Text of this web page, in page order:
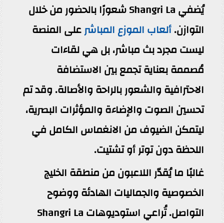
يُضفي Shangri La شعورًا بالحضور من خلال
التوازن.ألعاب الموزع المباشرعلى المنصة
ليست مجرد بث مباشر، بل هي لقاءات
مُصممة بعناية تجمع بين الاستضافة
الاحترافية والشعور بالراحة والأصالة. وقد تم
تحسين الصوت والإضاءة والمؤثرات البصرية،
ليتمكن الضيوف من الانغماس الكامل في
اللحظة دون توتر أو تشتيت.
غالبًا ما يُقدّر اللاعبون من منطقة الخليج
الخصوصية والجماليات الهادئة ووضوح
التواصل. تُراعي استوديوهات Shangri La